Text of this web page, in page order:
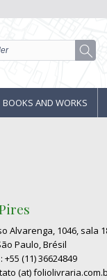
BOOKS AND WORKS
Alvarenga, 1046, sala
Paulo, Brésil
(11) 36624849
(at)